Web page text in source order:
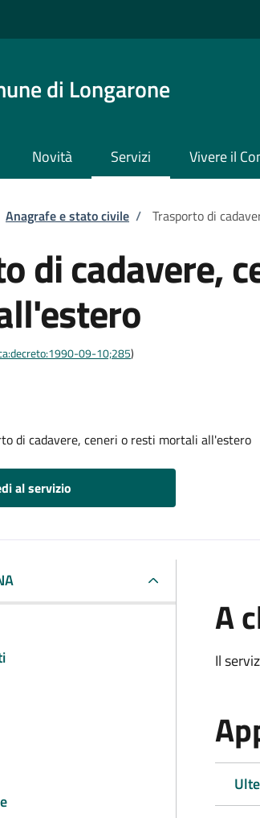
di Longarone
Novità Servizi Vivere il
pane
Anagrafe e stato civile / Trasporto di
di cadavere,
09-10;285)
di cadavere, ceneri o resti mortali all'estero
al servizio
A
Il